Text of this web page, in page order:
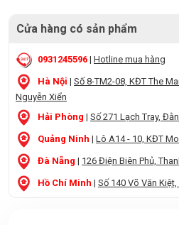
Cửa hàng có sản phẩm
0931245596 | Hotline mua hàng
Hà Nội | Số 8-TM2-08, KĐT The
Nguyễn Xiển
Hải Phòng | Số 271 Lạch Tray,
Quảng Ninh | Lô A14 - 10, KĐT
Đà Nẵng | 126 Điện Biên Phủ,
Hồ Chí Minh | Số 140 Võ Văn Kiệt,